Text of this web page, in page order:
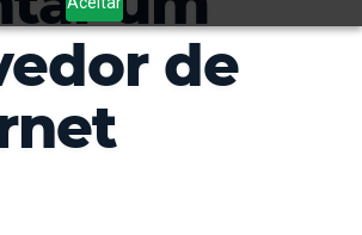
de